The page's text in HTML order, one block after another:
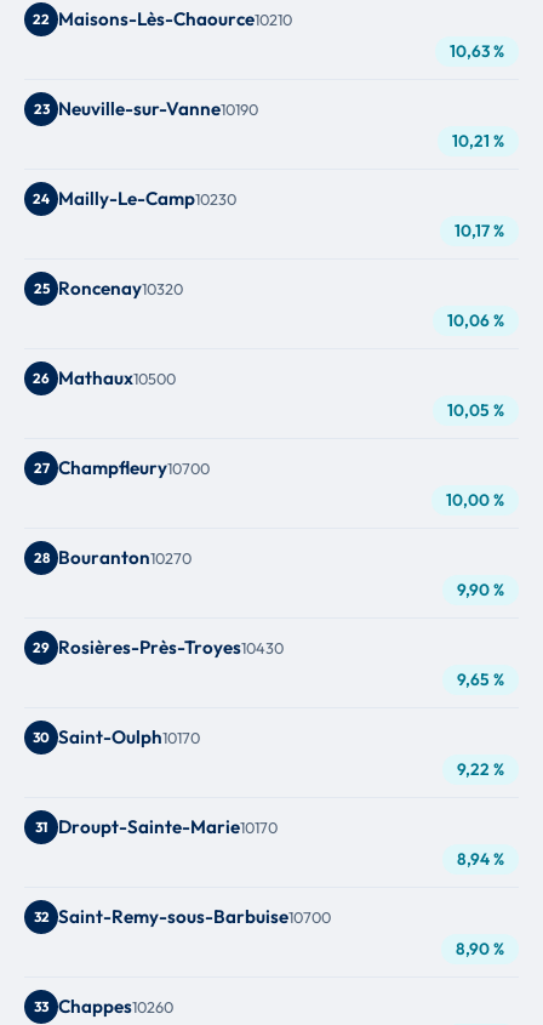
22 Maisons-Lès-Chaource10210
10,63 %
23 Neuville-sur-Vanne10190
10,21 %
24 Mailly-Le-Camp10230
10,17 %
25 Roncenay10320
10,06 %
26 Mathaux10500
10,05 %
27 Champfleury10700
10,00 %
28 Bouranton10270
9,90 %
29 Rosières-Près-Troyes10430
9,65 %
30 Saint-Oulph10170
9,22 %
31 Droupt-Sainte-Marie10170
8,94 %
32 Saint-Remy-sous-Barbuise10700
8,90 %
33 Chappes10260